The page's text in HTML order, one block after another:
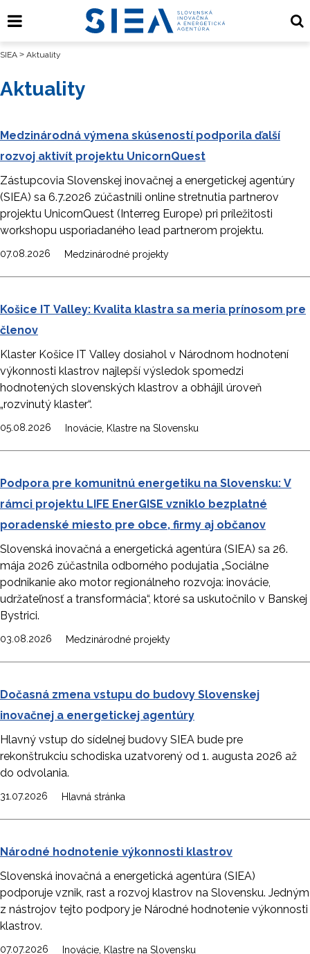
SIEA > Aktuality
Aktuality
Medzinárodná výmena skúseností podporila ďalší
rozvoj aktivít projektu UnicornQuest
Zástupcovia Slovenskej inovačnej a energetickej agentúry
(SIEA) sa 6.7.2026 zúčastnili online stretnutia partnerov
projektu UnicornQuest (Interreg Europe) pri príležitosti
workshopu usporiadaného lead partnerom projektu.
07.08.2026 Medzinárodné projekty
Košice IT Valley: Kvalita klastra sa meria prínosom pre
členov
Klaster Košice IT Valley dosiahol v Národnom hodnotení
výkonnosti klastrov najlepší výsledok spomedzi
hodnotených slovenských klastrov a obhájil úroveň
„rozvinutý klaster“.
05.08.2026 Inovácie Klastre na Slovensku
Podpora pre komunitnú energetiku na Slovensku: V
rámci projektu LIFE EnerGISE vzniklo bezplatné
poradenské miesto pre obce, firmy aj občanov
Slovenská inovačná a energetická agentúra (SIEA) sa 26.
mája 2026 zúčastnila odborného podujatia „Sociálne
podnikanie ako motor regionálneho rozvoja: inovácie,
udržateľnosť a transformácia“, ktoré sa uskutočnilo v Banskej
Bystrici.
03.08.2026 Medzinárodné projekty
Dočasná zmena vstupu do budovy Slovenskej
inovačnej a energetickej agentúry
Hlavný vstup do sídelnej budovy SIEA bude pre
rekonštrukciu schodiska uzatvorený od 1. augusta 2026 až
do odvolania.
31.07.2026 Hlavná stránka
Národné hodnotenie výkonnosti klastrov
Slovenská inovačná a energetická agentúra (SIEA)
podporuje vznik, rast a rozvoj klastrov na Slovensku. Jedným
z nástrojov tejto podpory je Národné hodnotenie výkonnosti
klastrov.
07.07.2026 Inovácie Klastre na Slovensku